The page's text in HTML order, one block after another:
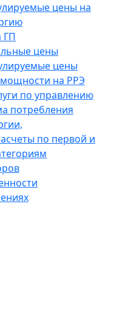
цены на
ГП
цены
цены
на РРЭ
по управлению
потребления
по первой и